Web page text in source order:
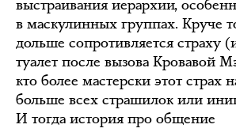
выстраивания иерархии,
в маскулинных группах. Круче
дольше сопротивляется страху
туалет после вызова Кровавой
кто более мастерски этот страх
больше всех страшилок или
И тогда история про общение